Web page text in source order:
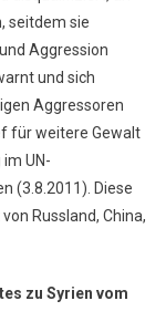
seitdem sie
Aggression
und sich
Aggressoren
für weitere Gewalt
UN-
(3.8.2011). Diese
Russland, China,
zu Syrien vom